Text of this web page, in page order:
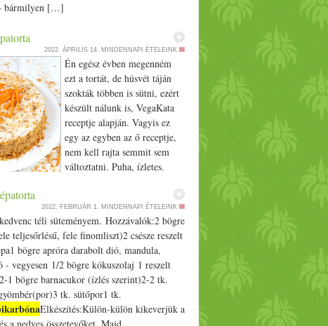
bármilyen […]
2022. ÁPRILIS 14. MINDENNAPI ÉTELEINK
Én egész évben megenném
ezt a tortát, de húsvét táján
szokták többen is sütni, ezért
készült nálunk is, VegaKata
receptje alapján. Vagyis ez
egy az egyben az ő receptje,
nem kell rajta semmit sem
változtatni. Puha, ízletes.
konzerv leve behűtve 125 g kókuszolaj
stevia-eritrit csipet só 280 g
reszelve 1 kisebb narancs héja reszelve 1
100 g darált mandula (jobb ha héj nélküli) -
most dió volt 125 g tönkölyliszt (fele teljes
fele sima) 1,5 tk. sütőpor 1/­­2 tk.
Máz: 2 doboz dr. Oetker vega tejföl
negyedannyi stevia-eritrit vanília kb. 1 tk.
1/­­2 citrom reszelt héja Elkészítés: A
2022. FEBRUÁR 1. MINDENNAPI ÉTELEINK
téli süteményem. Hozzávalók:2 bögre
teljesőrlésű, fele finomliszt)2 csésze reszelt
bögre apróra darabolt dió, mandula,
- vegyesen 1/­­2 bögre kókuszolaj 1 reszelt
1 bögre barnacukor (ízlés szerint)2-2 tk.
tk. sütőpor1 tk.
Elkészítés:Külön-külön kikeverjük a